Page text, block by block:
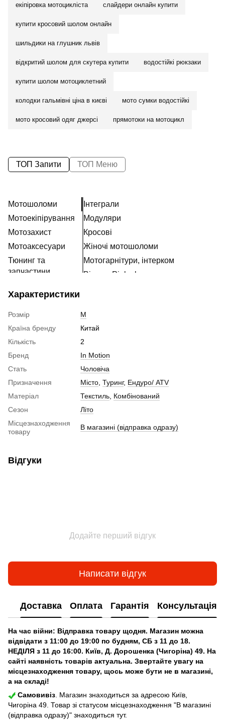
екіпіровка мотоцикліста слайдери онлайн купити
купити кросовий шолом онлайн
шильдики на глушник львів
відкритий шолом для скутера купити водостійкі рюкзаки
купити шолом мотоциклетний
колодки гальмівні ціна в києві мото сумки водостійкі
мото кросовий одяг джерсі прямотоки на мотоцикл
ТОП Запити ТОП Меню
Мотошоломи
Мотоекіпірування
Мотозахист
Мотоаксесуари
Тюнинг та
запчастини
Наклейки
Інтеграли
Модуляри
Кросові
Жіночі мотошоломи
Мотогарнітури, інтерком
Візори, Pinlock та запчастини
Характеристики
Розмір
M
Країна бренду
Китай
Кількість
2
Бренд
In Motion
Стать
Чоловіча
Призначення
Місто, Туринг, Ендуро/ ATV
Матеріал
Текстиль, Комбінований
Сезон
Літо
Місцезнаходження
товару
В магазині (відправка одразу)
Відгуки
Додайте перший відгук
Написати відгук
Доставка Оплата Гарантія Консультація
На час війни: Відправка товару щодня. Магазин можна
відвідати з 11:00 до 19:00 по будням, СБ з 11 до 18.
НЕДІЛЯ з 11 до 16:00. Київ, Д. Дорошенка (Чигоріна) 49. На
сайті наявність товарів актуальна. Звертайте увагу на
місцезнаходження товару, щось може бути не в магазині,
а на складі!
Самовивіз. Магазин знаходиться за адресою Київ,
Чигоріна 49. Товар зі статусом місцезнаходження "В магазині
(відправка одразу)" знаходиться тут.